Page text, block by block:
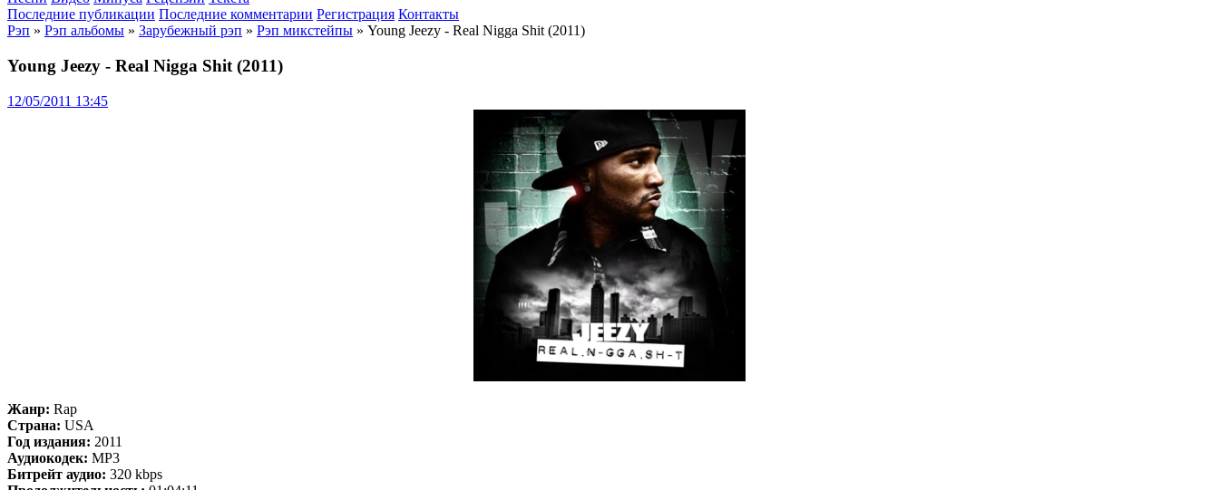
Последние публикации Последние комментарии Регистрация Контакты
Рэп » Рэп альбомы » Зарубежный рэп » Рэп микстейпы » Young Jeezy - Real Nigga Shit (2011)
Young Jeezy - Real Nigga Shit (2011)
12/05/2011 13:45
Жанр: Rap
Страна: USA
Год издания: 2011
Аудиокодек: MP3
Битрейт аудио: 320 kbps